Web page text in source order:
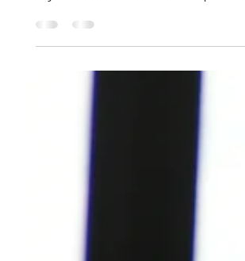
Remates, realizado el jueves 11 de junio en
organización de Fallow Remates Hip
(Haras Las Retamas) 28.000 2 Venancio